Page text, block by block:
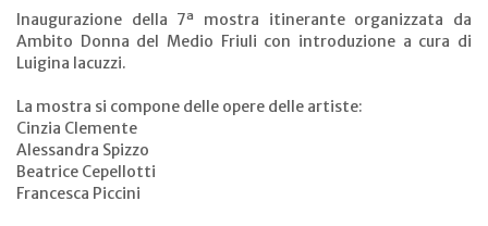
Inaugurazione della 7ª mostra itinerante organizzata da
Ambito Donna del Medio Friuli con introduzione a cura di
Luigina Iacuzzi.
La mostra si compone delle opere delle artiste:
Cinzia Clemente
Alessandra Spizzo
Beatrice Cepellotti
Francesca Piccini